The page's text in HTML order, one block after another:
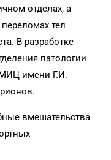
отделах, а
тел
В разработке
патологии
имени Г.И.
вмешательства